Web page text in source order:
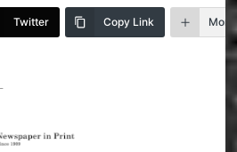
Twitter Copy Link More